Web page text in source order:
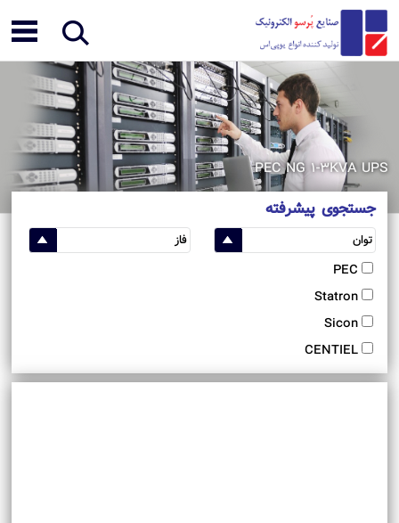
PEC NG 1-3KVA UPS
جستجوی پیشرفته
PEC
Statron
Sicon
CENTIEL